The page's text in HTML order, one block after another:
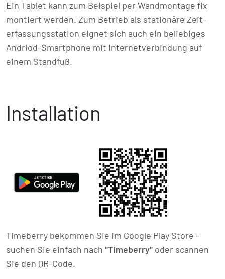
Ein Tablet kann zum Beispiel per Wand­montage fix
montiert werden. Zum Betrieb als stationäre Zeit­
erfassungs­station eignet sich auch ein beliebiges
Andriod-Smartphone mit Inter­net­ver­bindung auf
einem Standfuß.
Installation
Timeberry bekommen Sie im Google Play Store -
suchen Sie einfach nach "Timeberry" oder scannen
Sie den QR-Code.